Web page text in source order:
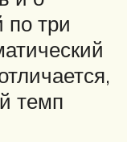
по три
темп